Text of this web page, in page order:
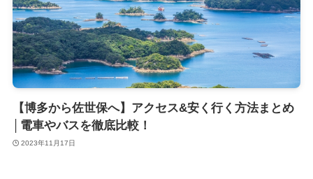
広告について
個人情報取扱方針
【博多から佐世保へ】アクセス&安く行く方法まとめ
│電車やバスを徹底比較！
2023年11月17日